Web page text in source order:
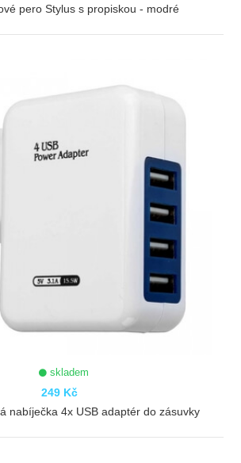
pero Stylus s propiskou - modré
skladem
249 Kč
nabíječka 4x USB adaptér do zásuvky